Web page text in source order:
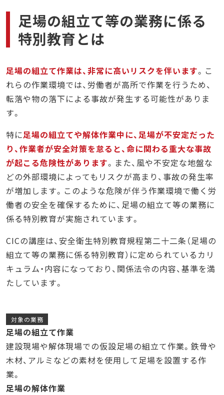
足場の組立て等の業務に係る
特別教育とは
足場の組立て作業は、非常に高いリスクを伴います。こ
れらの作業環境では、労働者が高所で作業を行うため、
転落や物の落下による事故が発生する可能性がありま
す。
特に足場の組立てや解体作業中に、足場が不安定だった
り、作業者が安全対策を怠ると、命に関わる重大な事故
が起こる危険性があります。また、風や不安定な地盤な
どの外部環境によってもリスクが高まり、事故の発生率
が増加します。このような危険が伴う作業環境で働く労
働者の安全を確保するために、足場の組立て等の業務に
係る特別教育が実施されています。
CICの講座は、安全衛生特別教育規程第二十二条（足場の
組立て等の業務に係る特別教育）に定められているカリ
キュラム・内容になっており、関係法令の内容、基準を満
たしています。
対象の業務
足場の組立て作業
建設現場や解体現場での仮設足場の組立て作業。鉄骨や
木材、アルミなどの素材を使用して足場を設置する作
業。
足場の解体作業